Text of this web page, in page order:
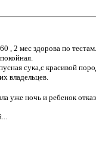
, 2 мес здорова по тестам.
сука,с красивой
владельцев.
уже ночь и ребенок